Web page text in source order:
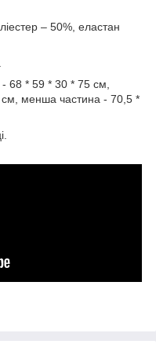
– 50%, еластан
68 * 59 * 30 * 75 см,
см, менша частина - 70,5 *